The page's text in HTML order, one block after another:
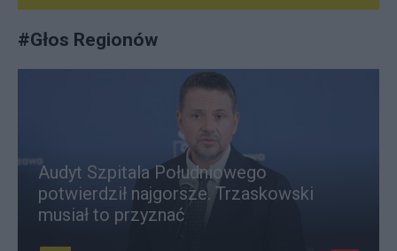
#Głos Regionów
Audyt Szpitala Południowego
potwierdził najgorsze. Trzaskowski
musiał to przyznać